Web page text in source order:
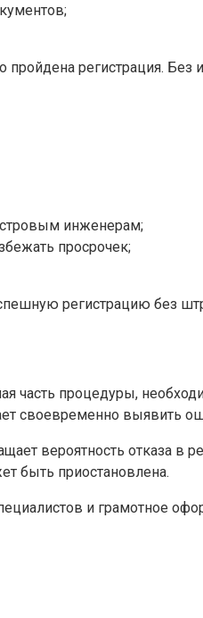
регистрация.
инженерам;
просрочек;
регистрацию без
часть процедуры,
своевременно выявить
вероятность отказа
быть приостановлена.
и грамотное